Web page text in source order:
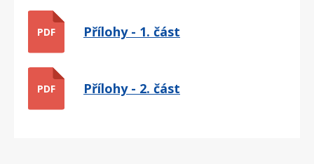
PDF Přílohy - 1. část
PDF Přílohy - 2. část